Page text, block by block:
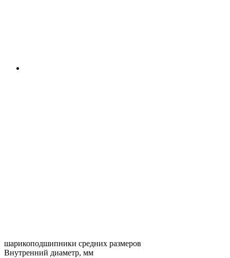
шарикоподшипники средних размеров
Внутренний диаметр, мм